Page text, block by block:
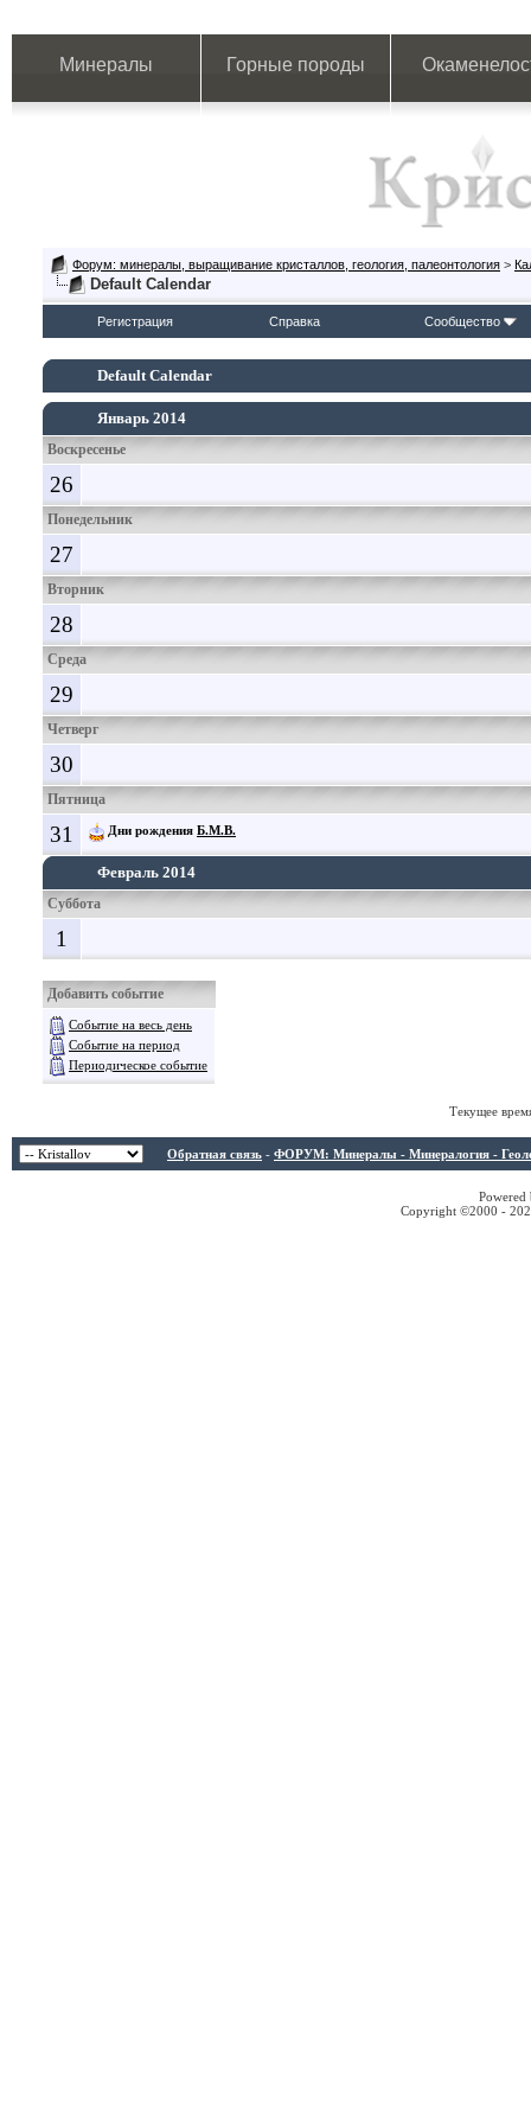
Минералы Горные породы
Форум: минералы, выращивание кристаллов, геология, палеонтология >
Default Calendar
Регистрация Справка Сообщество
Default Calendar
Январь 2014
Воскресенье
26
Понедельник
27
Вторник
28
Среда
29
Четверг
30
Пятница
31 Дни рождения Б.М.В.
Февраль 2014
Суббота
1
Добавить событие
Событие на весь день
Событие на период
Периодическое событие
Текущее
Обратная связь - ФОРУМ: Минералы - Минералогия -
Copyright ©2000 -